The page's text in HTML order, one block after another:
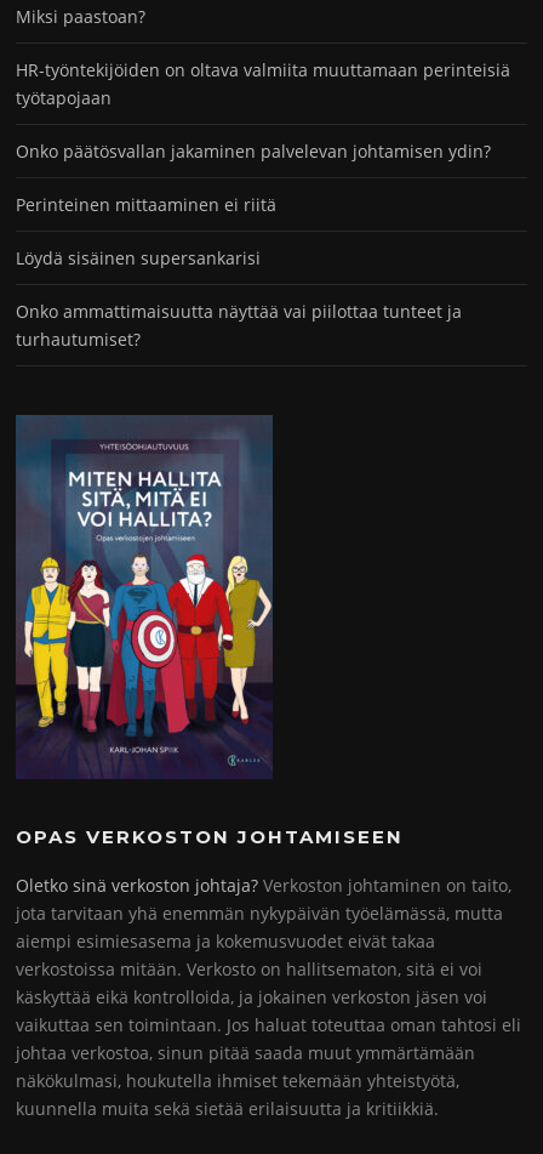
Miksi paastoan?
HR-työntekijöiden on oltava valmiita muuttamaan perinteisiä
työtapojaan
Onko päätösvallan jakaminen palvelevan johtamisen ydin?
Perinteinen mittaaminen ei riitä
Löydä sisäinen supersankarisi
Onko ammattimaisuutta näyttää vai piilottaa tunteet ja
turhautumiset?
OPAS VERKOSTON JOHTAMISEEN
Oletko sinä verkoston johtaja? Verkoston johtaminen on taito,
jota tarvitaan yhä enemmän nykypäivän työelämässä, mutta
aiempi esimiesasema ja kokemusvuodet eivät takaa
verkostoissa mitään. Verkosto on hallitsematon, sitä ei voi
käskyttää eikä kontrolloida, ja jokainen verkoston jäsen voi
vaikuttaa sen toimintaan. Jos haluat toteuttaa oman tahtosi eli
johtaa verkostoa, sinun pitää saada muut ymmärtämään
näkökulmasi, houkutella ihmiset tekemään yhteistyötä,
kuunnella muita sekä sietää erilaisuutta ja kritiikkiä.